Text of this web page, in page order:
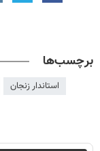
برچسب‌ها
استاندار زنجان